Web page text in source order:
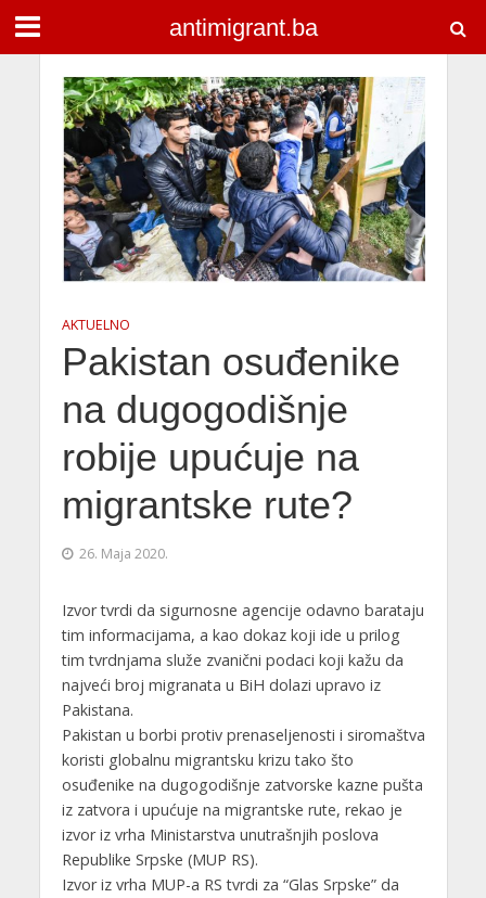
antimigrant.ba
AKTUELNO
Pakistan osuđenike
na dugogodišnje
robije upućuje na
migrantske rute?
26. Maja 2020.
Izvor tvrdi da sigurnosne agencije odavno barataju
tim informacijama, a kao dokaz koji ide u prilog
tim tvrdnjama služe zvanični podaci koji kažu da
najveći broj migranata u BiH dolazi upravo iz
Pakistana.
Pakistan u borbi protiv prenaseljenosti i siromaštva
koristi globalnu migrantsku krizu tako što
osuđenike na dugogodišnje zatvorske kazne pušta
iz zatvora i upućuje na migrantske rute, rekao je
izvor iz vrha Ministarstva unutrašnjih poslova
Republike Srpske (MUP RS).
Izvor iz vrha MUP-a RS tvrdi za “Glas Srpske” da